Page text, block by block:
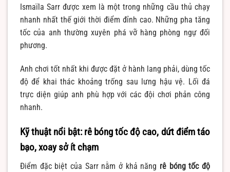
Ismaïla Sarr được xem là một trong những cầu thủ chạy
nhanh nhất thế giới thời điểm đỉnh cao. Những pha tăng
tốc của anh thường xuyên phá vỡ hàng phòng ngự đối
phương.
Anh chơi tốt nhất khi được đặt ở hành lang phải, dùng tốc
độ để khai thác khoảng trống sau lưng hậu vệ. Lối đá
trực diện giúp anh phù hợp với các đội chơi phản công
nhanh.
Kỹ thuật nổi bật: rê bóng tốc độ cao, dứt điểm táo
bạo, xoay sở ít chạm
Điểm đặc biệt của Sarr nằm ở khả năng rê bóng tốc độ